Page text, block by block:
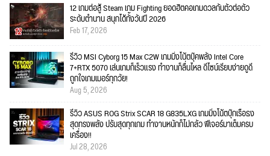
12 เกมต่อสู้ Steam เกม Fighting ยอดฮิตคอเกมดวลกันตัวต่อตัว
ระดับตำนาน สนุกได้ทั้งวันปี 2026
Feb 17, 2026
รีวิว MSI Cyborg 15 Max C2W เกมมิ่งโน้ตบุ๊คพลัง Intel Core
7+RTX 5070 เล่นเกมก็เร็วแรง ทำงานก็ลื่นไหล ดีไซน์เรียบง่ายดูดี
ถูกใจเกมเมอร์ทุกวัย!
Aug 5, 2026
รีวิว ASUS ROG Strix SCAR 18 G835LXG เกมมิ่งโน้ตบุ๊กเรือธง
สุดทรงพลัง ปรับสุดทุกเกม ทำงานหนักก็ไม่กลัว ฟีเจอร์มาเต็มครบ
เครื่อง!!
Jul 28, 2026